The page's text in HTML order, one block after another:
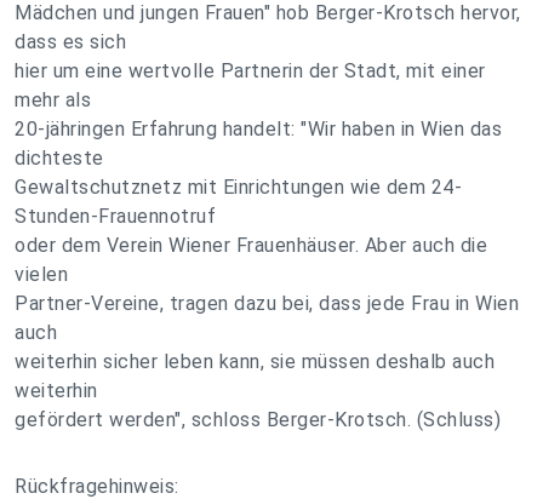
Mädchen und jungen Frauen" hob Berger-Krotsch hervor,
dass es sich
hier um eine wertvolle Partnerin der Stadt, mit einer
mehr als
20-jähringen Erfahrung handelt: "Wir haben in Wien das
dichteste
Gewaltschutznetz mit Einrichtungen wie dem 24-
Stunden-Frauennotruf
oder dem Verein Wiener Frauenhäuser. Aber auch die
vielen
Partner-Vereine, tragen dazu bei, dass jede Frau in Wien
auch
weiterhin sicher leben kann, sie müssen deshalb auch
weiterhin
gefördert werden", schloss Berger-Krotsch. (Schluss)
Rückfragehinweis: